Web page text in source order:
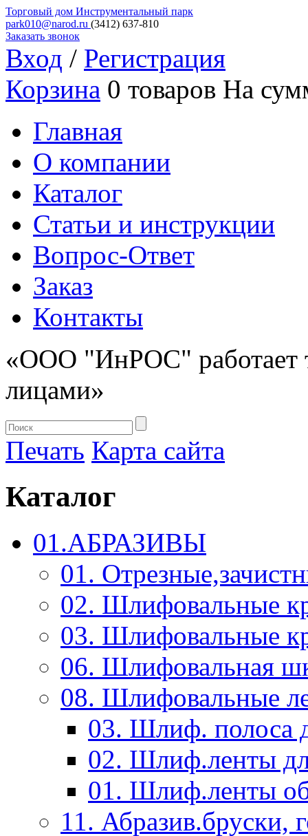
Торговый дом Инструментальный парк
park010@narod.ru (3412) 637-810
Заказать звонок
Вход / Регистрация
Корзина 0 товаров На
Главная
О компании
Каталог
Статьи и инструкции
Вопрос-Ответ
Заказ
Контакты
«ООО "ИнРОС" работает
лицами»
Печать Карта сайта
Каталог
01.АБРАЗИВЫ
01.
02. Шлифовальные
03. Шлифовальные
06. Шлифовальная
08. Шлифовальные
03. Шлиф.
02. Шлиф.ленты
01. Шлиф.ленты
11. Абразив.бруски,